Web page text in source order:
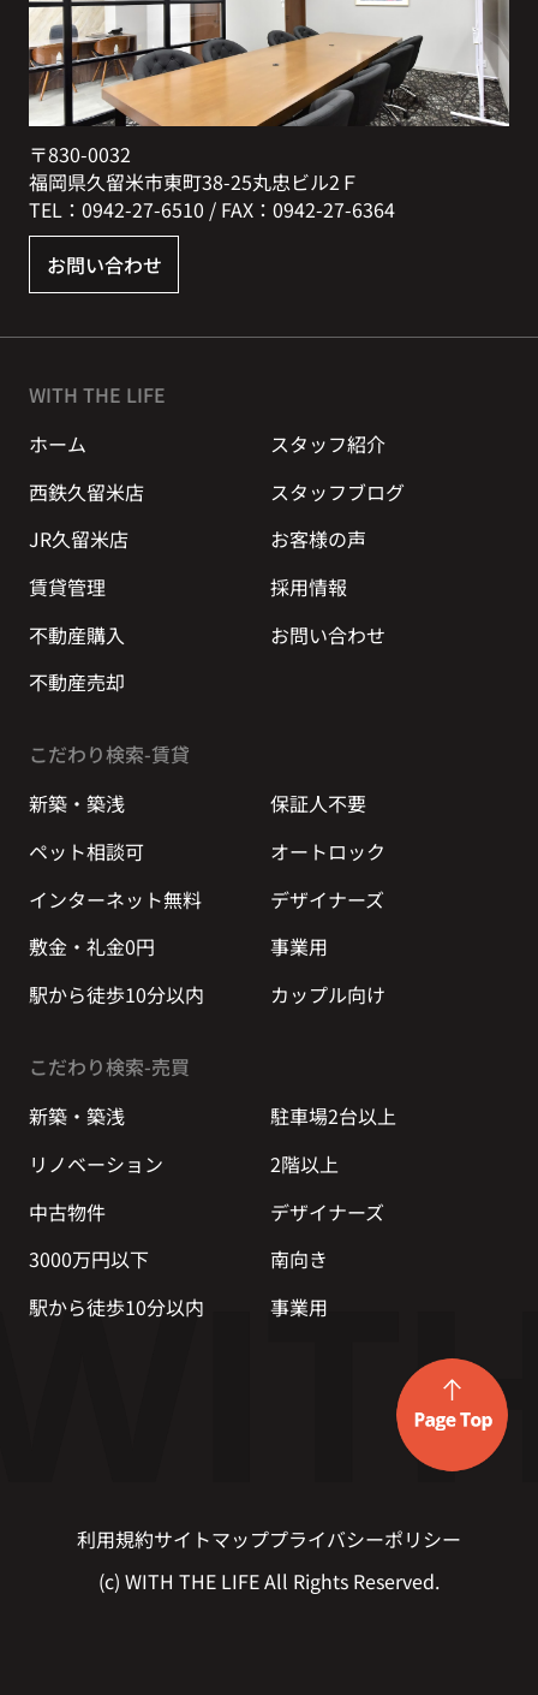
〒830-0032
福岡県久留米市東町38-25丸忠ビル2Ｆ
TEL：0942-27-6510 / FAX：0942-27-6364
お問い合わせ
WITH THE LIFE
ホーム
スタッフ紹介
西鉄久留米店
スタッフブログ
JR久留米店
お客様の声
賃貸管理
採用情報
不動産購入
お問い合わせ
不動産売却
こだわり検索-賃貸
新築・築浅
保証人不要
ペット相談可
オートロック
インターネット無料
デザイナーズ
敷金・礼金0円
事業用
駅から徒歩10分以内
カップル向け
こだわり検索-売買
新築・築浅
駐車場2台以上
リノベーション
2階以上
中古物件
デザイナーズ
3000万円以下
南向き
駅から徒歩10分以内
事業用
利用規約サイトマッププライバシーポリシー
(c) WITH THE LIFE All Rights Reserved.